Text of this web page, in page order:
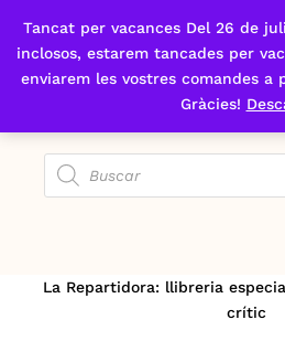
Tancat per vacances Del 26 de
inclosos, estarem tancades per
enviarem les vostres comandes a
Gràcies!
Fes-te'n sòcia
La Repartidora: llibreria
crític